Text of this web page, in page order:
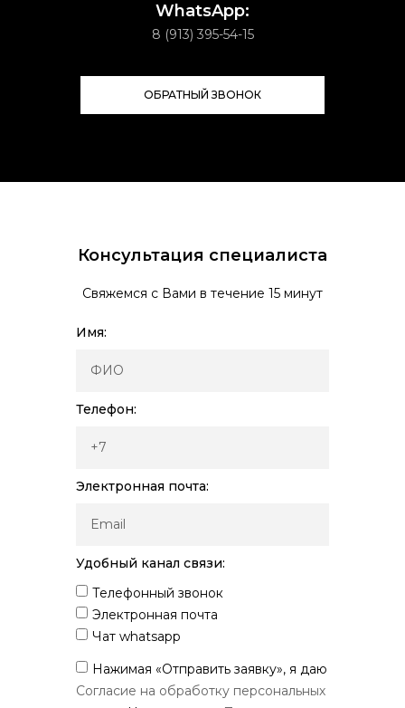
WhatsApp:
8 (913) 395-54-15
ОБРАТНЫЙ ЗВОНОК
Консультация специалиста
Свяжемся с Вами в течение 15 минут
Имя:
Телефон:
Электронная почта:
Удобный канал связи:
Телефонный звонок
Электронная почта
Чат whatsapp
Нажимая «Отправить заявку», я даю
Согласие на обработку персональных